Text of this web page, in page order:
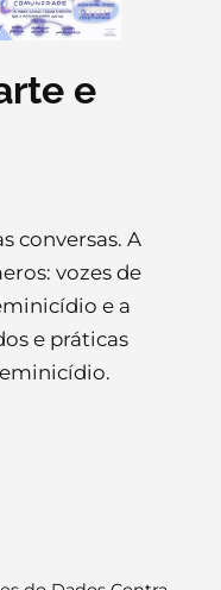
e
conversas. A
vozes de
e a
e práticas